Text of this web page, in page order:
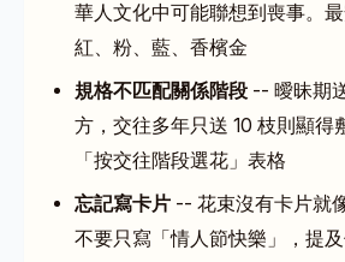
華人文化中可能聯想到喪事。
紅、粉、藍、香檳金
規格不匹配關係階段 -- 曖昧期
方，交往多年只送 10 枝則顯得
「按交往階段選花」表格
忘記寫卡片 -- 花束沒有卡片就
不要只寫「情人節快樂」，提